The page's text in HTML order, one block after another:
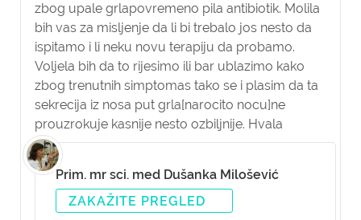
zbog upale grlapovremeno pila antibiotik. Molila
bih vas za misljenje da li bi trebalo jos nesto da
ispitamo i li neku novu terapiju da probamo.
Voljela bih da to rijesimo ili bar ublazimo kako
zbog trenutnih simptomas tako se i plasim da ta
sekrecija iz nosa put grla[narocito nocu]ne
prouzrokuje kasnije nesto ozbiljnije. Hvala
Prim. mr sci. med Dušanka Milošević
ZAKAŽITE PREGLED